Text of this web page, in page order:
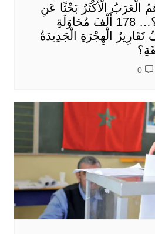
الْعَرَبُ الْأَكْثَرُ بَحْثًا عَنِ
“الْحُلْمِ الْأُورُوبِيِّ”؟… 178 أَلْفَ مُحَاوَلَةِ
الْهِجْرَةِ الْجَدِيدَةُ
0